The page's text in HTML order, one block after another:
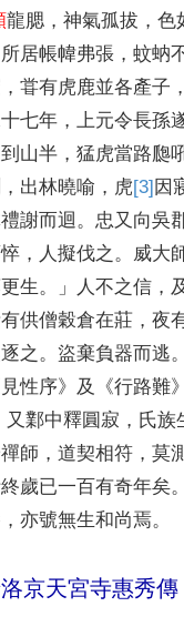
龍腮 ，神氣孤拔 ，色
所居帳幃弗張 ，蚊蚋
，甞有虎鹿並各產子
七年 ，上元令長孫
山半 ，猛虎當路瓟
， 出林曉喻 ， 虎[3] 因
謝而迴。忠又 向吳
， 人擬伐之。 威大
生。」 人不之信 ，
供僧穀倉在莊 ，夜
之。盜棄負器而逃
見性序》 及 《行路難
又鄴中釋圓寂 ， 氏族
師 ，道契相符 ，莫
歲已一百有奇年矣
，亦號無生和尚焉。
京天宮寺惠秀傳